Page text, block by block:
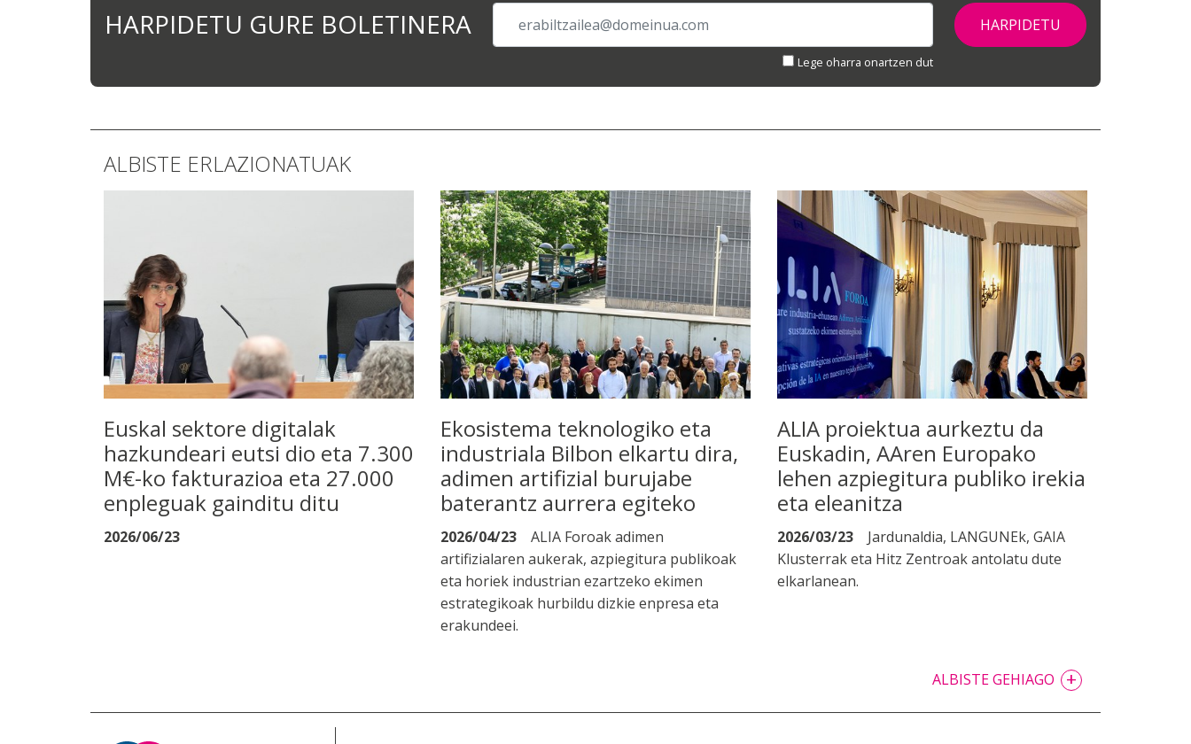
HARPIDETU GURE BOLETINERA
Lege oharra onartzen dut
ALBISTE ERLAZIONATUAK
Euskal sektore digitalak
hazkundeari eutsi dio eta 7.300
M€-ko fakturazioa eta 27.000
enpleguak gainditu ditu
2026/06/23
Ekosistema teknologiko eta
industriala Bilbon elkartu dira,
adimen artifizial burujabe
baterantz aurrera egiteko
2026/04/23
ALIA Foroak adimen
artifizialaren aukerak, azpiegitura publikoak
eta horiek industrian ezartzeko ekimen
estrategikoak hurbildu dizkie enpresa eta
erakundeei.
ALIA proiektua aurkeztu da
Euskadin, AAren Europako
lehen azpiegitura publiko irekia
eta eleanitza
2026/03/23
Jardunaldia, LANGUNEk, GAIA
Klusterrak eta Hitz Zentroak antolatu dute
elkarlanean.
ALBISTE GEHIAGO +